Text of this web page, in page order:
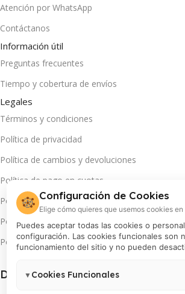
Atención por WhatsApp
Contáctanos
Información útil
Preguntas frecuentes
Tiempo y cobertura de envíos
Legales
Términos y condiciones
Política de privacidad
Política de cambios y devoluciones
Política de pago en cuotas
Política de servicio técnico
Política de promociones
Política de cookies
Descarga App(s):
🍪 Configuración de Cookies
Elige cómo quieres que usemos cookies
Puedes aceptar todas las cookies o
configuración. Las cookies funcionales son
funcionamiento del sitio y no pueden
▼ Cookies Funcionales